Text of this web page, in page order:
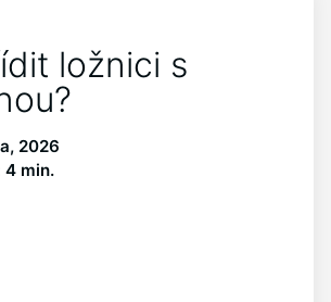
ložnici s
2026
4 min.